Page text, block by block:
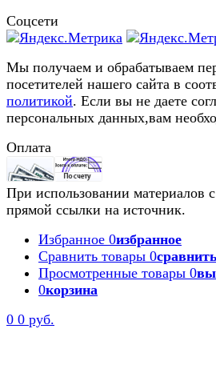
Соцсети
Мы получаем и обрабатываем
посетителей нашего сайта в
политикой. Если вы не даете
персональных данных,вам
Оплата
При использовании материалов
прямой ссылки на источник.
Избранное 0избранное
Сравнить товары 0сравнить
Просмотренные товары 0вы
0корзина
0 0 руб.